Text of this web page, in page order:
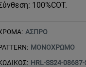
100%COT.
ΑΣΠΡΟ
ΜΟΝΟΧΡΩΜΟ
HRL-SS24-08687-